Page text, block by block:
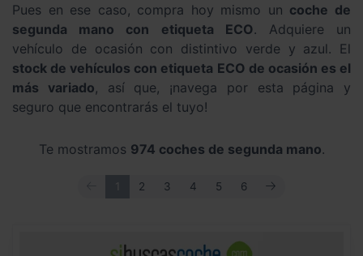
Pues en ese caso, compra hoy mismo un coche de
segunda mano con etiqueta ECO. Adquiere un
vehículo de ocasión con distintivo verde y azul. El
stock de vehículos con etiqueta ECO de ocasión es el
más variado, así que, ¡navega por esta página y
seguro que encontrarás el tuyo!
Te mostramos 974 coches de segunda mano.
ANTERIOR
2 3 4 5 6 SIGUIENTE